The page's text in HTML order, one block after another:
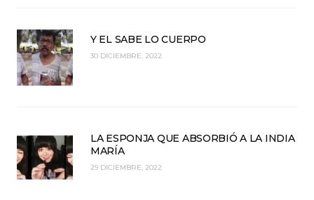
Y EL SABE LO CUERPO
30 DICIEMBRE, 2022
LA ESPONJA QUE ABSORBIÓ A LA INDIA
MARÍA
29 DICIEMBRE, 2022